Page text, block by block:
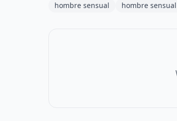
hombre sensual hombre